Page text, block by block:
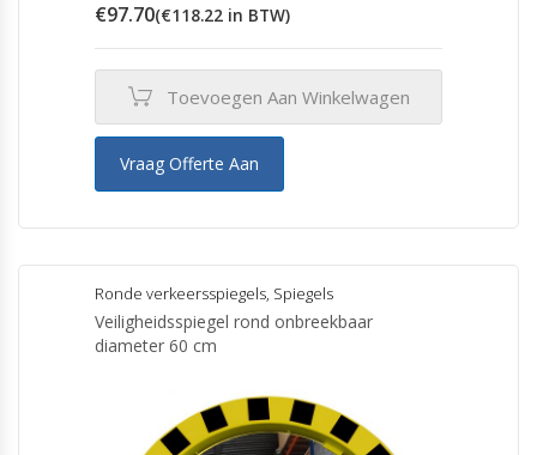
€97.70(€118.22 in BTW)
Toevoegen Aan Winkelwagen
Vraag Offerte Aan
Ronde verkeersspiegels, Spiegels
Veiligheidsspiegel rond onbreekbaar
diameter 60 cm